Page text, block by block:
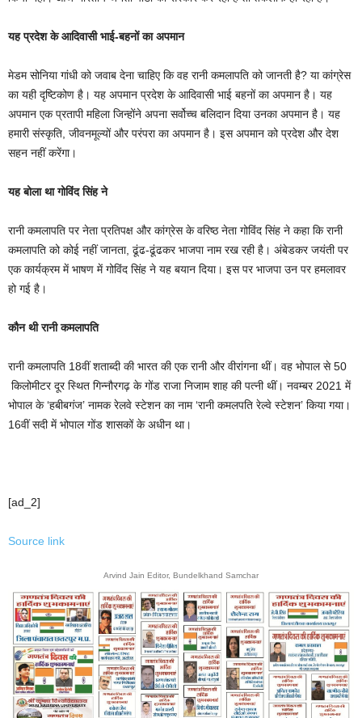
यह प्रदेश के आदिवासी भाई-बहनों का अपमान
मेडम सोनिया गांधी को जवाब देना चाहिए कि वह रानी कमलापति को जानती है? या कांग्रेस
का यही दृष्टिकोण है। यह अपमान प्रदेश के आदिवासी भाई बहनों का अपमान है। यह
अपमान एक प्रतापी महिला जिन्होंने अपना सर्वोच्च बलिदान दिया उनका अपमान है। यह
हमारी संस्कृति, जीवनमूल्यों और परंपरा का अपमान है। इस अपमान को प्रदेश और देश
सहन नहीं करेंगा।
यह बोला था गोविंद सिंह ने
रानी कमलापति पर नेता प्रतिपक्ष और कांग्रेस के वरिष्ठ नेता गोविंद सिंह ने कहा कि रानी
कमलापति को कोई नहीं जानता, ढूंढ-ढूंढकर भाजपा नाम रख रही है। अंबेडकर जयंती पर
एक कार्यक्रम में भाषण में गोविंद सिंह ने यह बयान दिया। इस पर भाजपा उन पर हमलावर
हो गई है।
कौन थी रानी कमलापति
रानी कमलापति 18वीं शताब्दी की भारत की एक रानी और वीरांगना थीं। वह भोपाल से 50
किलोमीटर दूर स्थित गिन्नौरगढ़ के गोंड राजा निजाम शाह की पत्नी थीं। नवम्बर 2021 में
भोपाल के ‘हबीबगंज’ नामक रेलवे स्टेशन का नाम ‘रानी कमलपति रेल्वे स्टेशन’ किया गया।
16वीं सदी में भोपाल गोंड शासकों के अधीन था।
[ad_2]
Source link
Arvind Jain Editor, Bundelkhand Samchar